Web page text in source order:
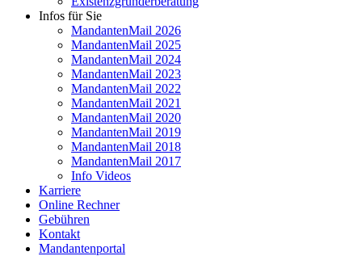
Infos für Sie
MandantenMail 2026
MandantenMail 2025
MandantenMail 2024
MandantenMail 2023
MandantenMail 2022
MandantenMail 2021
MandantenMail 2020
MandantenMail 2019
MandantenMail 2018
MandantenMail 2017
Info Videos
Karriere
Online Rechner
Gebühren
Kontakt
Mandantenportal